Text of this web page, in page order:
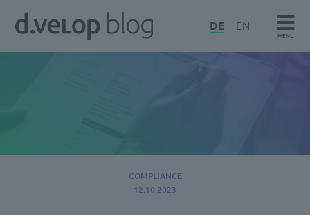
Zum
Inhalt
d.velop
DE EN
MENÜ
COMPLIANCE
12.10.2023